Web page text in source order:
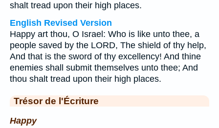
shalt tread upon their high places.
English Revised Version
Happy art thou, O Israel: Who is like unto thee, a
people saved by the LORD, The shield of thy help,
And that is the sword of thy excellency! And thine
enemies shall submit themselves unto thee; And
thou shalt tread upon their high places.
Trésor de l'Écriture
Happy